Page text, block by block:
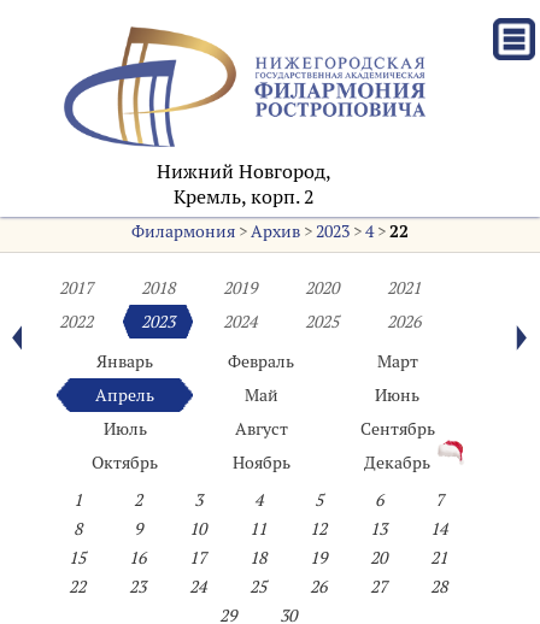
Нижний Новгород,
Кремль, корп. 2
Филармония>Архив>2023>4>22
2017 2018 2019 2020
2021
2022
2023 2024 2025
2026
Январь
Февраль
Март
Апрель
Май
Июнь
Июль
Август
Сентябрь
Октябрь
Ноябрь
Декабрь
1
2 3 4 5 6
7
8
9 10 11 12 13
14
15
16 17 18 19 20
21
22
23 24 25 26 27
28
29
30